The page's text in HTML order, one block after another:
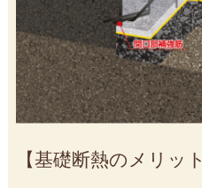
基礎断熱のメリット